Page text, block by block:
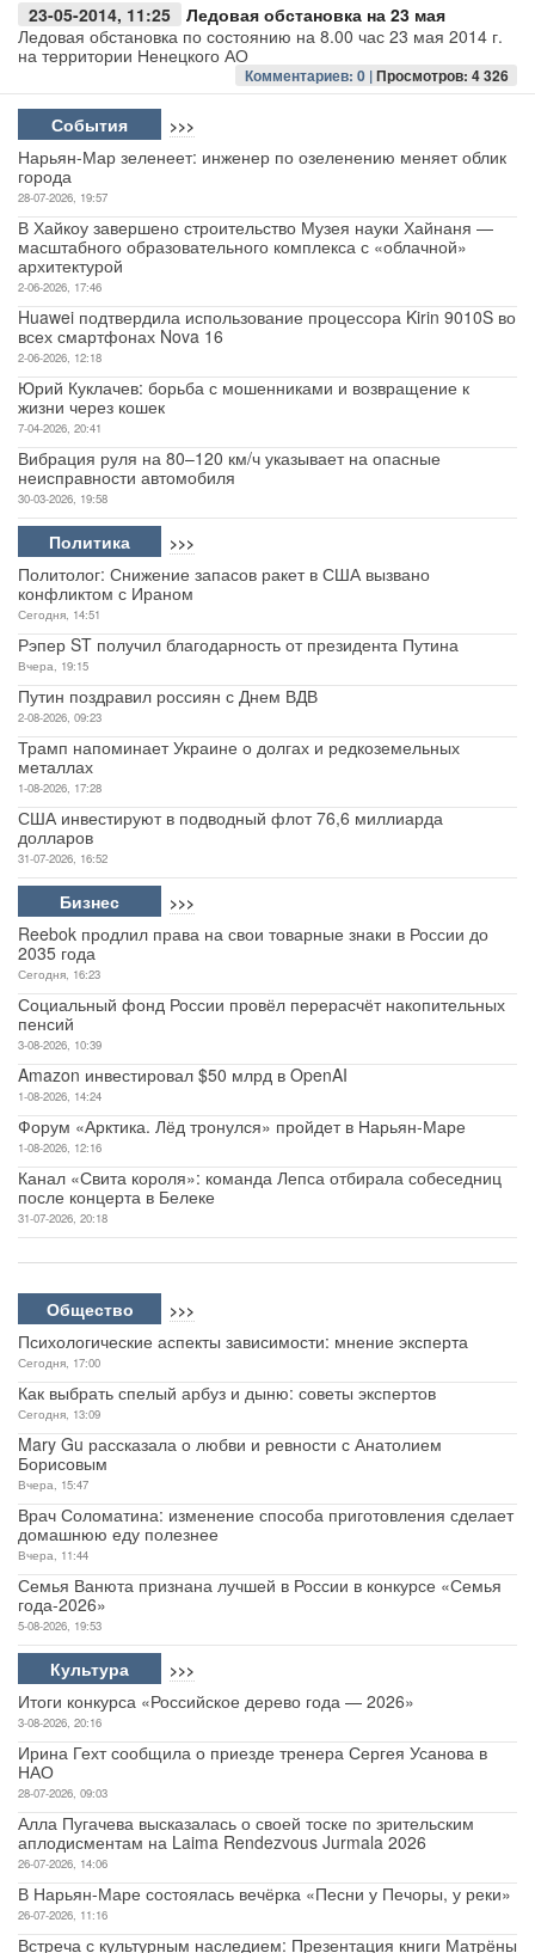
23-05-2014, 11:25
Ледовая обстановка на 23 мая
Ледовая обстановка по состоянию на 8.00 час 23 мая 2014 г.
на территории Ненецкого АО
Комментариев: 0 |Просмотров: 4 326
События >>>
Нарьян-Мар зеленеет: инженер по озеленению меняет облик
города
28-07-2026, 19:57
В Хайкоу завершено строительство Музея науки Хайнаня —
масштабного образовательного комплекса с «облачной»
архитектурой
2-06-2026, 17:46
Huawei подтвердила использование процессора Kirin 9010S во
всех смартфонах Nova 16
2-06-2026, 12:18
Юрий Куклачев: борьба с мошенниками и возвращение к
жизни через кошек
7-04-2026, 20:41
Вибрация руля на 80–120 км/ч указывает на опасные
неисправности автомобиля
30-03-2026, 19:58
Политика >>>
Политолог: Снижение запасов ракет в США вызвано
конфликтом с Ираном
Сегодня, 14:51
Рэпер ST получил благодарность от президента Путина
Вчера, 19:15
Путин поздравил россиян с Днем ВДВ
2-08-2026, 09:23
Трамп напоминает Украине о долгах и редкоземельных
металлах
1-08-2026, 17:28
США инвестируют в подводный флот 76,6 миллиарда
долларов
31-07-2026, 16:52
Бизнес >>>
Reebok продлил права на свои товарные знаки в России до
2035 года
Сегодня, 16:23
Социальный фонд России провёл перерасчёт накопительных
пенсий
3-08-2026, 10:39
Amazon инвестировал $50 млрд в OpenAI
1-08-2026, 14:24
Форум «Арктика. Лёд тронулся» пройдет в Нарьян-Маре
1-08-2026, 12:16
Канал «Свита короля»: команда Лепса отбирала собеседниц
после концерта в Белеке
31-07-2026, 20:18
Общество >>>
Психологические аспекты зависимости: мнение эксперта
Сегодня, 17:00
Как выбрать спелый арбуз и дыню: советы экспертов
Сегодня, 13:09
Mary Gu рассказала о любви и ревности с Анатолием
Борисовым
Вчера, 15:47
Врач Соломатина: изменение способа приготовления сделает
домашнюю еду полезнее
Вчера, 11:44
Семья Ванюта признана лучшей в России в конкурсе «Семья
года-2026»
5-08-2026, 19:53
Культура >>>
Итоги конкурса «Российское дерево года — 2026»
3-08-2026, 20:16
Ирина Гехт сообщила о приезде тренера Сергея Усанова в
НАО
28-07-2026, 09:03
Алла Пугачева высказалась о своей тоске по зрительским
аплодисментам на Laima Rendezvous Jurmala 2026
26-07-2026, 14:06
В Нарьян-Маре состоялась вечёрка «Песни у Печоры, у реки»
26-07-2026, 11:16
Встреча с культурным наследием: Презентация книги Матрёны